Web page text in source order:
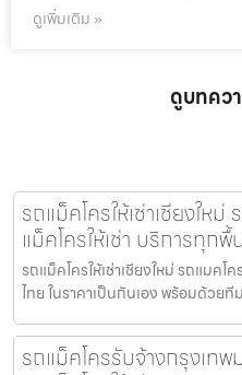
ดูเพิ่มเติม »
ดูบทคว
รถแม็คโครให้เช่าเชียงให
แม็คโครให้เช่า บริการทุก
รถแม็คโครให้เช่าเชียงใหม่ รถแมคโ
ไทย ในราคาเป็นกันเอง พร้อมด้วย
รถแม็คโครรับจ้างกรุงเท